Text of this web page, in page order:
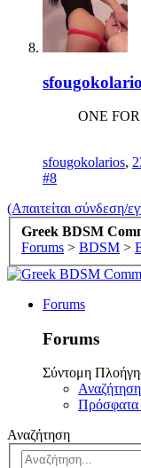
ΟΝΕ FOR
sfougokolarios,
#8
(Απαιτείται σύνδεση/
Greek BDSM
Forums > BDSM >
Forums
Forums
Σύντομη
Αναζήτηση
Αναζήτηση